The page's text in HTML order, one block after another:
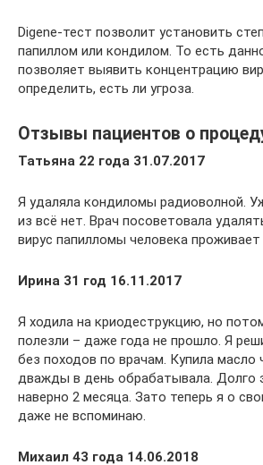
Digene-тест позволит установить
папиллом или кондилом. То есть
позволяет выявить концентрацию
определить, есть ли угроза.
Отзывы пациентов о
Татьяна 22 года 31.07.2017
Я удаляла кондиломы радиоволной.
из всё нет. Врач посоветовала
вирус папилломы человека проживает
Ирина 31 год 16.11.2017
Я ходила на криодеструкцию, но
полезли – даже года не прошло. Я
без походов по врачам. Купила масло
дважды в день обрабатывала. Долго
наверно 2 месяца. Зато теперь я о
даже не вспоминаю.
Михаил 43 года 14.06.2018